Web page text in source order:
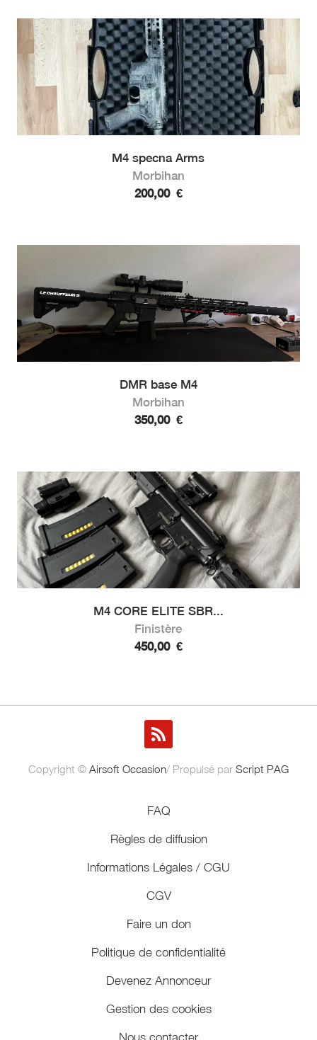
M4 specna Arms
Morbihan
200,00 €
DMR base M4
Morbihan
350,00 €
M4 CORE ELITE SBR...
Finistère
450,00 €
Copyright © Airsoft Occasion/ Propulsé par Script PAG
FAQ
Règles de diffusion
Informations Légales / CGU
CGV
Faire un don
Politique de confidentialité
Devenez Annonceur
Gestion des cookies
Nous contacter